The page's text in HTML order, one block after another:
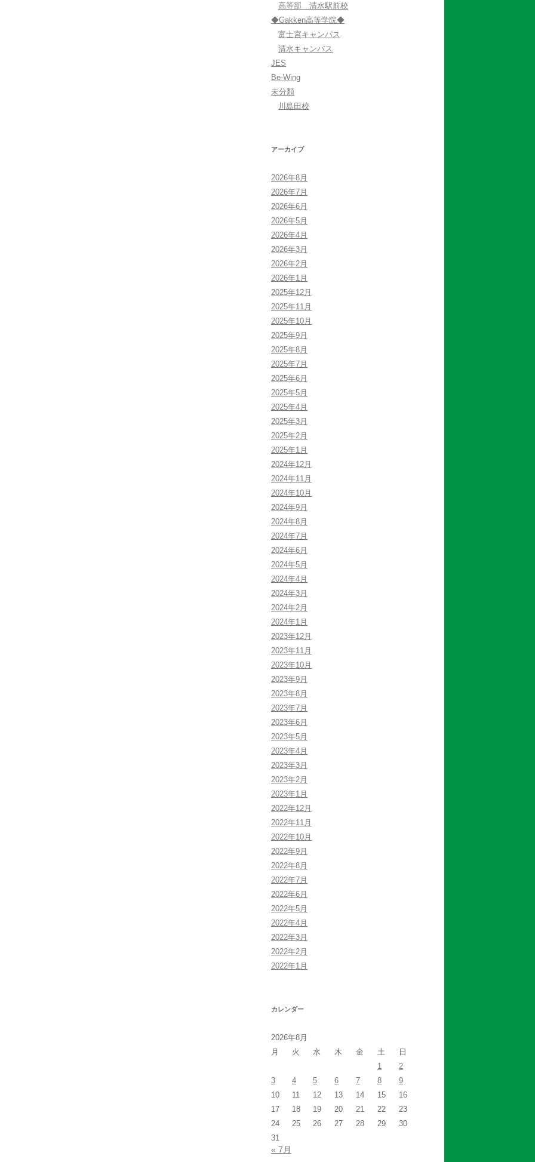
高等部 清水駅前校
◆Gakken高等学院◆
富士宮キャンパス
清水キャンパス
JES
Be-Wing
未分類
川島田校
アーカイブ
2026年8月
2026年7月
2026年6月
2026年5月
2026年4月
2026年3月
2026年2月
2026年1月
2025年12月
2025年11月
2025年10月
2025年9月
2025年8月
2025年7月
2025年6月
2025年5月
2025年4月
2025年3月
2025年2月
2025年1月
2024年12月
2024年11月
2024年10月
2024年9月
2024年8月
2024年7月
2024年6月
2024年5月
2024年4月
2024年3月
2024年2月
2024年1月
2023年12月
2023年11月
2023年10月
2023年9月
2023年8月
2023年7月
2023年6月
2023年5月
2023年4月
2023年3月
2023年2月
2023年1月
2022年12月
2022年11月
2022年10月
2022年9月
2022年8月
2022年7月
2022年6月
2022年5月
2022年4月
2022年3月
2022年2月
2022年1月
カレンダー
2026年8月
月
火 水 木 金 土
日
1
2
3
4 5 6 7 8
9
10
11 12 13 14 15
16
17
18 19 20 21 22
23
24
25 26 27 28 29
30
31
« 7月